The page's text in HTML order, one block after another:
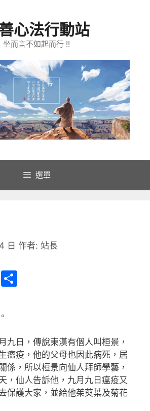
心法行動站
坐而言不如起而行 !!
選單
日 作者: 站長
Li
九日，傳說東漢有個人叫桓景，
瘟疫，他的父母也因此病死，居
係，所以桓景向仙人拜師學藝，
，仙人告訴他，九月九日瘟疫又
保護大家，並給他茱萸葉及菊花